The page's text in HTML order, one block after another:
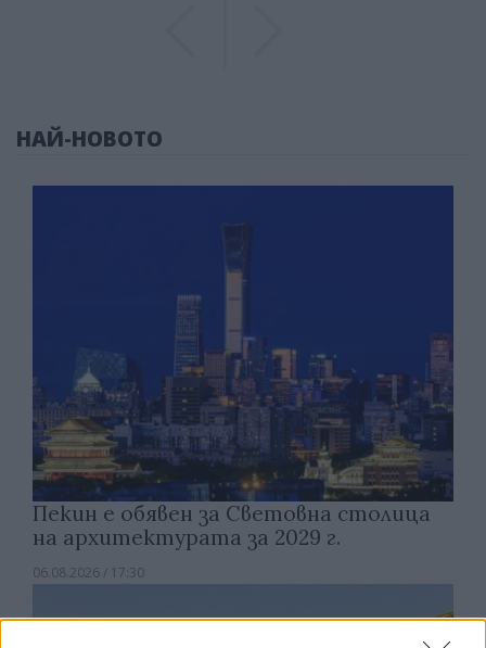
НАЙ-НОВОТО
Пекин е обявен за Световна столица
на архитектурата за 2029 г.
06.08.2026 / 17:30